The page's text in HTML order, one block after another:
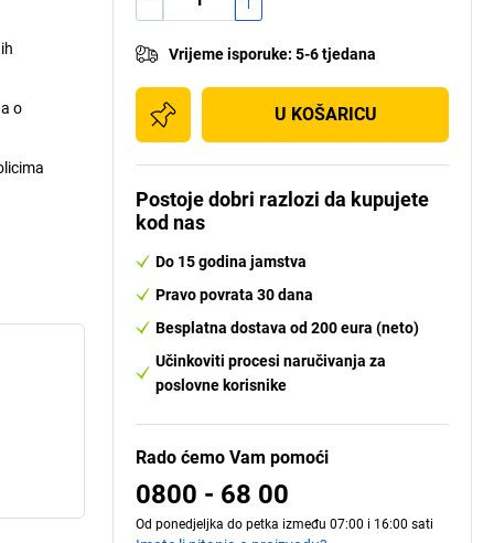
o
Vrijeme isporuke: 5-6 tjedana
U KOŠARICU
Postoje dobri razlozi da kupujete
kod nas
Do 15 godina jamstva
Pravo povrata 30 dana
Besplatna dostava od 200 eura (neto)
Učinkoviti procesi naručivanja za
poslovne korisnike
Rado ćemo Vam pomoći
0800 - 68 00
Od ponedjeljka do petka između 07:00 i 16:00 sati